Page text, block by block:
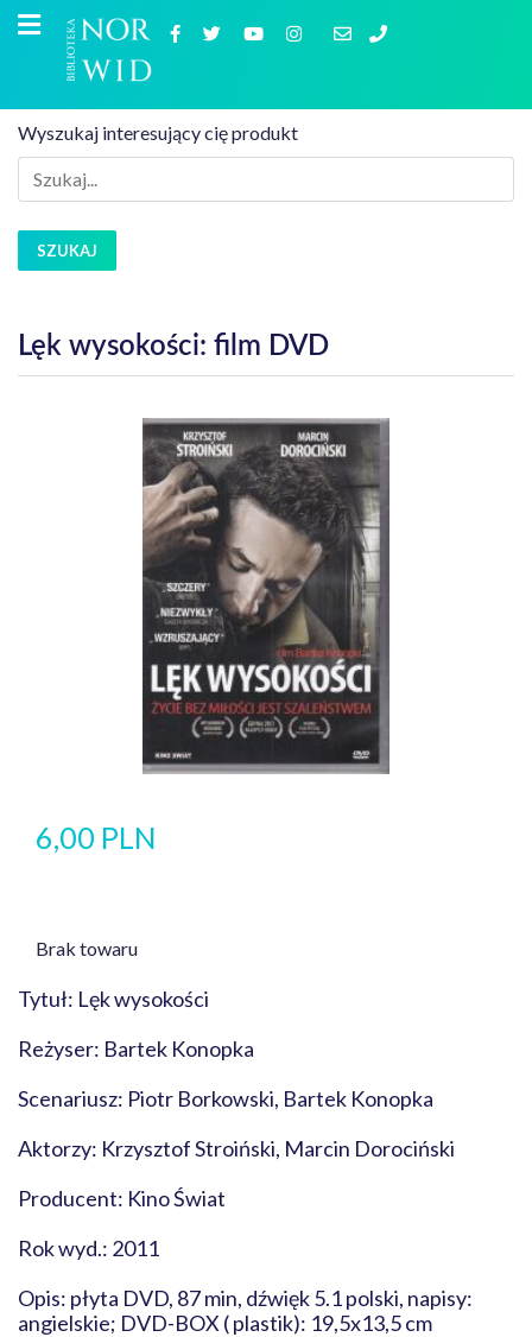
Wyszukaj interesujący cię produkt
SZUKAJ
Lęk wysokości: film DVD
6,00 PLN
Brak towaru
Tytuł: Lęk wysokości
Reżyser: Bartek Konopka
Scenariusz: Piotr Borkowski, Bartek Konopka
Aktorzy: Krzysztof Stroiński, Marcin Dorociński
Producent: Kino Świat
Rok wyd.: 2011
Opis: płyta DVD, 87 min, dźwięk 5.1 polski, napisy:
angielskie; DVD-BOX ( plastik): 19,5x13,5 cm